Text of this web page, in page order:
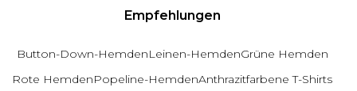
Empfehlungen
Button-Down-HemdenLeinen-HemdenGrüne Hemden
Rote HemdenPopeline-HemdenAnthrazitfarbene T-Shirts